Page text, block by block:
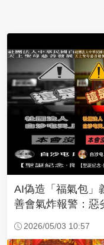
AI偽造「福氣包
善會氣炸報警：惡
2026/05/03 10:57